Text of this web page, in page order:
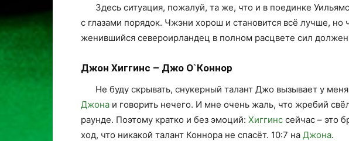
Здесь ситуация, пожалуй, та же, что и в поединке
с глазами порядок. Чжэни хорош и становится всё лучше, но
женившийся североирландец в полном расцвете сил должен
Джон Хиггинс – Джо О`Коннор
Не буду скрывать, снукерный талант Джо вызывает у
Джона и говорить нечего. И мне очень жаль, что жребий
раунде. Поэтому кратко и без эмоций: Хиггинс сейчас – это
ход, что никакой талант Коннора не спасёт. 10:7 на Джона.